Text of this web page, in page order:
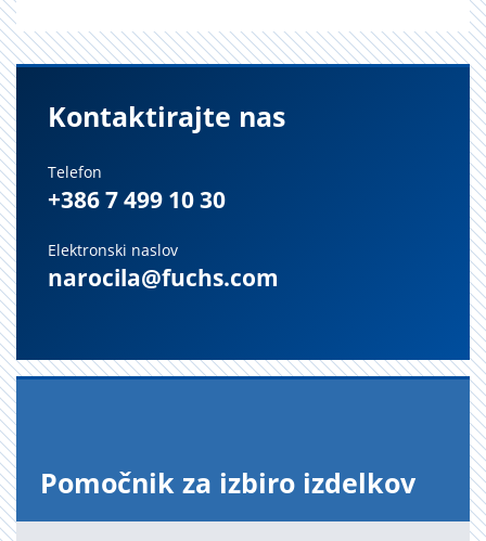
Kontaktirajte nas
Telefon
+386 7 499 10 30
Elektronski naslov
narocila@fuchs.com
Po­moč­nik za iz­bi­ro iz­del­kov